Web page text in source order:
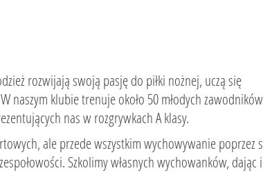
rozwijają swoją pasję do piłki nożnej, uczą się
naszym klubie trenuje około 50 młodych
nas w rozgrywkach A klasy.
ale przede wszystkim wychowywanie poprzez
Szkolimy własnych wychowanków, dając